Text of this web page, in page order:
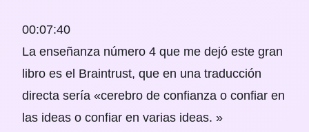
00:07:40
La enseñanza número 4 que me dejó este gran
libro es el Braintrust, que en una traducción
directa sería «cerebro de confianza o confiar en
las ideas o confiar en varias ideas. »